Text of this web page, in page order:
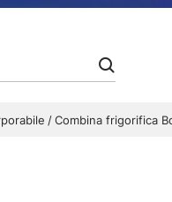
Combina frigorifica